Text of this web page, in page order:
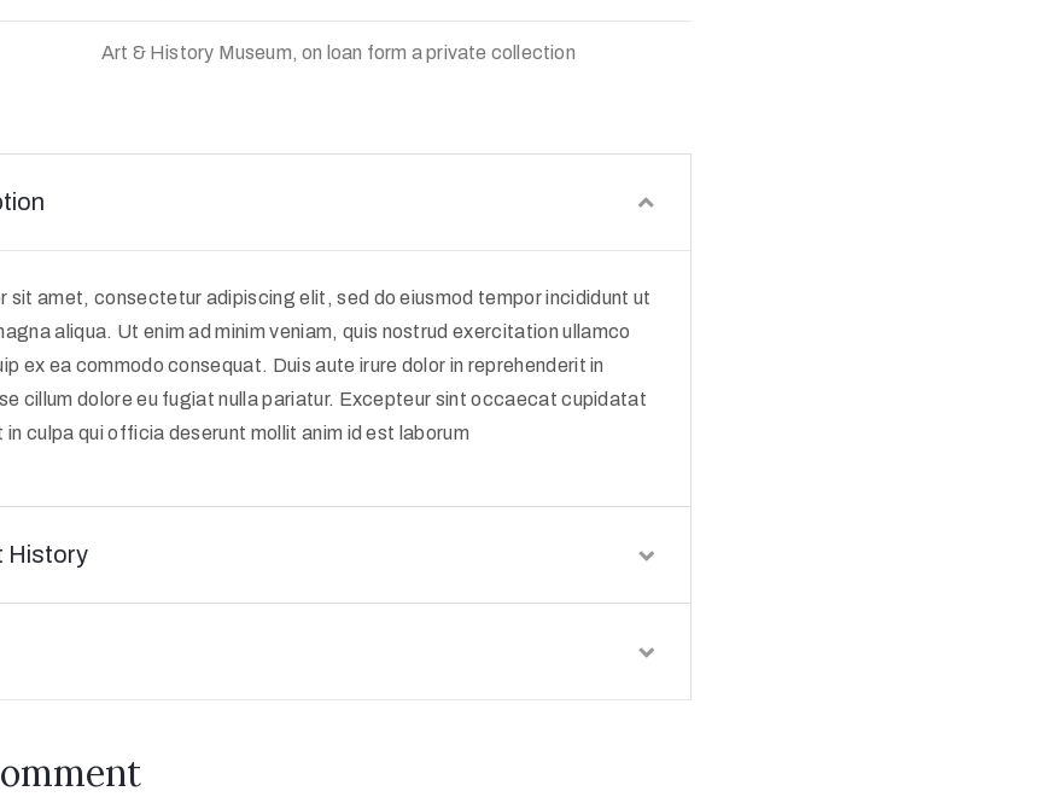
Art & History Museum, on loan form a private collection
sit amet, consectetur adipiscing elit, sed do eiusmod tempor incididunt ut
aliqua. Ut enim ad minim veniam, quis nostrud exercitation ullamco
ex ea commodo consequat. Duis aute irure dolor in reprehenderit in
cillum dolore eu fugiat nulla pariatur. Excepteur sint occaecat cupidatat
in culpa qui officia deserunt mollit anim id est laborum
History